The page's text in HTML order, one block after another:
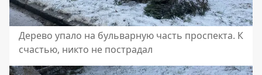
Дерево упало на бульварную часть проспекта. К
счастью, никто не пострадал